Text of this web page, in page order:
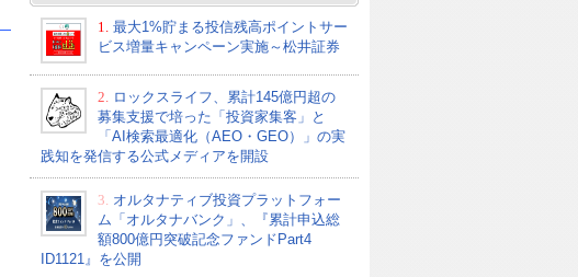
1.
最大1%貯まる投信残高ポイントサー
ビス増量キャンペーン実施～松井証券
2.
ロックスライフ、累計145億円超の
募集支援で培った「投資家集客」と
「AI検索最適化（AEO・GEO）」の実
践知を発信する公式メディアを開設
3. オルタナティブ投資プラットフォー
ム「オルタナバンク」、『累計申込総
額800億円突破記念ファンドPart4
ID1121』を公開